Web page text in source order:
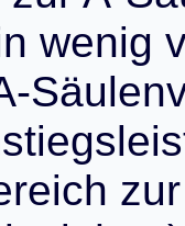
n wenig
-Säulen
stiegsleis
reich zur